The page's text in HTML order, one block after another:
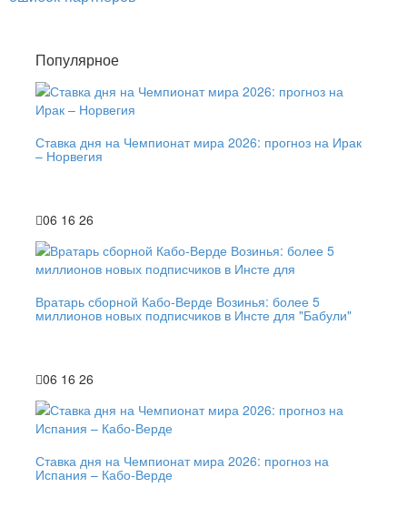
Популярное
Ставка дня на Чемпионат мира 2026: прогноз на Ирак
– Норвегия
06 16 26
Вратарь сборной Кабо-Верде Возинья: более 5
миллионов новых подписчиков в Инсте для "Бабули"
06 16 26
Ставка дня на Чемпионат мира 2026: прогноз на
Испания – Кабо-Верде